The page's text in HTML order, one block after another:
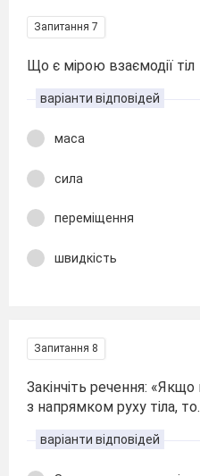
Запитання 7
Що є мірою взаємодії тіл
варіанти відповідей
маса
сила
переміщення
швидкість
Запитання 8
Закінчіть речення:
з напрямком руху тіла,
варіанти відповідей